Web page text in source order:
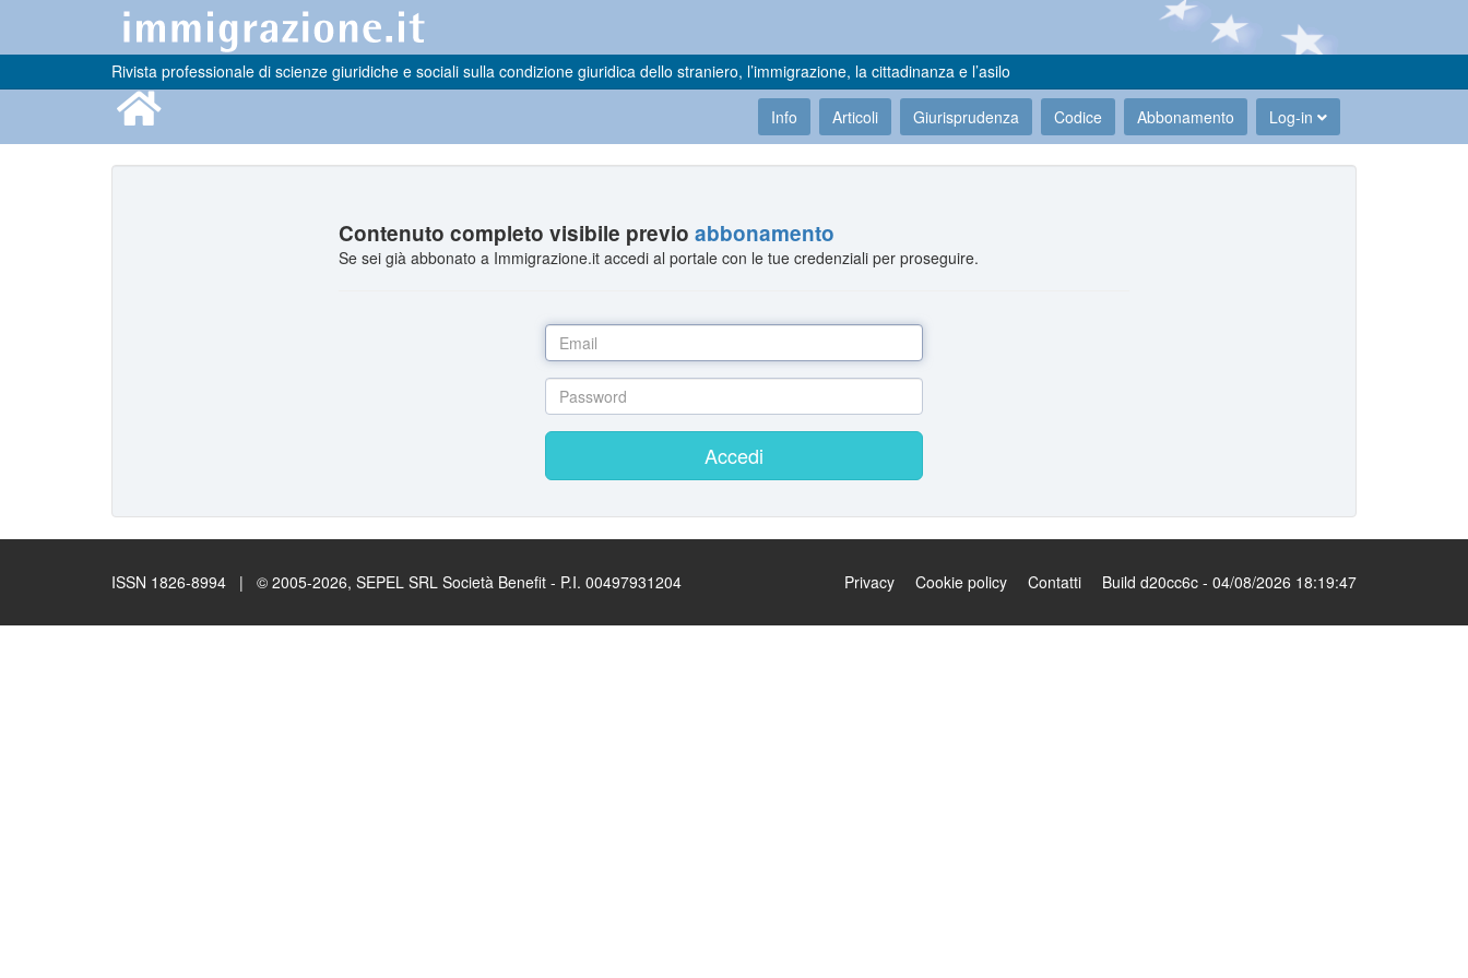
Rivista professionale di scienze giuridiche e sociali sulla condizione giuridica dello straniero, l’immigrazione, la cittadinanza e l’asilo
Info Articoli Giurisprudenza Codice Abbonamento Log-in
Contenuto completo visibile previoabbonamento
Se sei già abbonato a Immigrazione.it accedi al portale con le tue credenziali per proseguire.
Accedi
ISSN 1826-8994 | © 2005-2026, SEPEL SRL Società Benefit - P.I. 00497931204 Privacy Cookie policy Contatti Build d20cc6c - 04/08/2026 18:19:47